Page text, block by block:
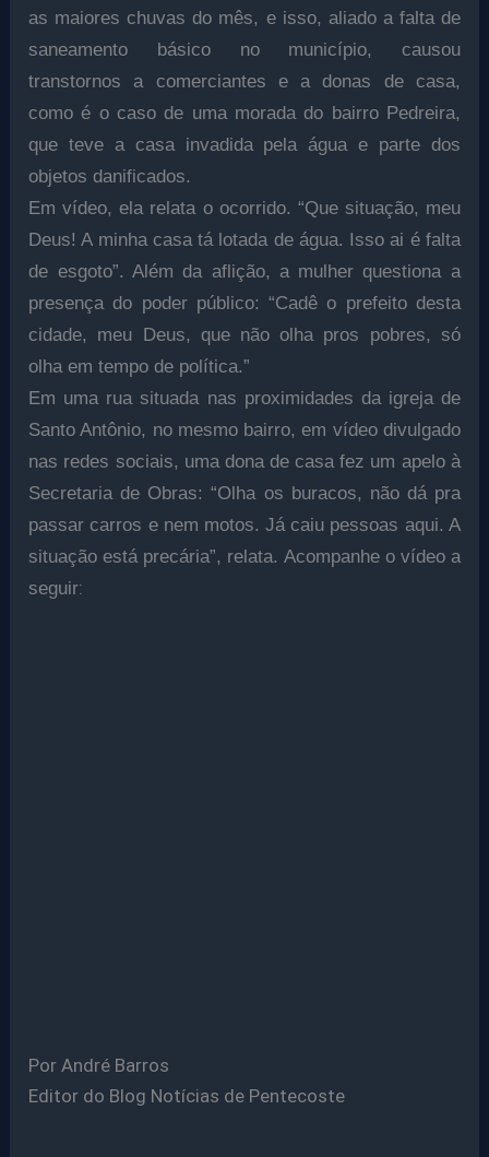
as maiores chuvas do mês, e isso, aliado a falta de
saneamento básico no município, causou
transtornos a comerciantes e a donas de casa,
como é o caso de uma morada do bairro Pedreira,
que teve a casa invadida pela água e parte dos
objetos danificados.
Em vídeo, ela relata o ocorrido. “Que situação, meu
Deus! A minha casa tá lotada de água. Isso ai é falta
de esgoto”. Além da aflição, a mulher questiona a
presença do poder público: “Cadê o prefeito desta
cidade, meu Deus, que não olha pros pobres, só
olha em tempo de política.”
Em uma rua situada nas proximidades da igreja de
Santo Antônio, no mesmo bairro, em vídeo divulgado
nas redes sociais, uma dona de casa fez um apelo à
Secretaria de Obras: “Olha os buracos, não dá pra
passar carros e nem motos. Já caiu pessoas aqui. A
situação está precária”, relata. Acompanhe o vídeo a
seguir:
Por André Barros
Editor do Blog Notícias de Pentecoste